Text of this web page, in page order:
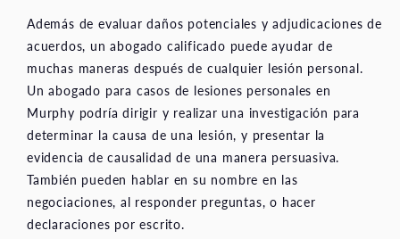
Además de evaluar daños potenciales y adjudicaciones de
acuerdos, un abogado calificado puede ayudar de
muchas maneras después de cualquier lesión personal.
Un abogado para casos de lesiones personales en
Murphy podría dirigir y realizar una investigación para
determinar la causa de una lesión, y presentar la
evidencia de causalidad de una manera persuasiva.
También pueden hablar en su nombre en las
negociaciones, al responder preguntas, o hacer
declaraciones por escrito.